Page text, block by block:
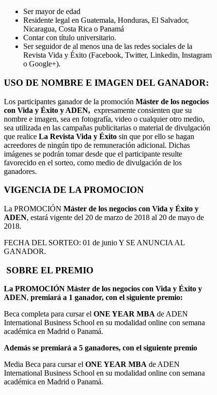
Ser mayor de edad
Residente legal en Guatemala, Honduras, El Salvador,
Nicaragua, Costa Rica o Panamá
Contar con título universitario.
Ser seguidor de al menos una de las redes sociales de la
Revista Vida y Éxito (Facebook, Twitter, Linkedin, Instagram
o Google+).
USO DE NOMBRE E IMAGEN DEL GANADOR:
Los participantes ganador de la promoción Máster de los negocios
con Vida y Éxito y ADEN, expresamente consienten que su
nombre e imagen, sea en fotografía, video o cualquier otro medio,
sea utilizada en las campañas publicitarias o material de divulgación
que realice La Revista Vida y Éxito sin que por ello se hagan
acreedores de ningún tipo de remuneración adicional. Dichas
imágenes se podrán tomar desde que el participante resulte
favorecido en el sorteo, como medio de divulgación de los
ganadores.
VIGENCIA DE LA PROMOCION
La PROMOCIÓN Máster de los negocios con Vida y Éxito y
ADEN, estará vigente del 20 de marzo de 2018 al 20 de mayo de
2018.
FECHA DEL SORTEO: 01 de junio Y SE ANUNCIA AL
GANADOR.
SOBRE EL PREMIO
La PROMOCIÓN Máster de los negocios con Vida y Éxito y
ADEN, premiará a 1 ganador, con el siguiente premio:
Beca completa para cursar el ONE YEAR MBA de ADEN
International Business School en su modalidad online con semana
académica en Madrid o Panamá.
Además se premiará a 5 ganadores, con el siguiente premio
Media Beca para cursar el ONE YEAR MBA de ADEN
International Business School en su modalidad online con semana
académica en Madrid o Panamá.